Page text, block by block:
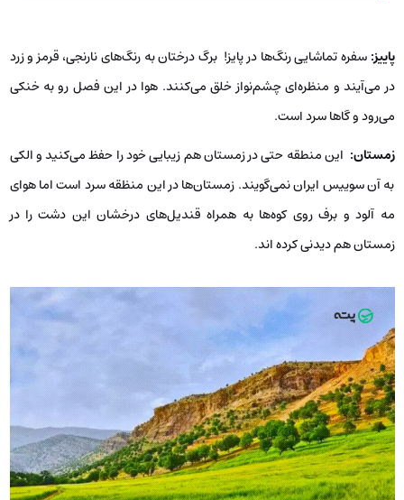
پاییز: سفره تماشایی رنگ‌ها در پایز! برگ درختان به رنگ‌های نارنجی، قرمز و زرد
در می‌آیند و منظره‌ای چشم‌نواز خلق می‌کنند. هوا در این فصل رو به خنکی
می‌رود و گاها سرد است.
زمستان: این منطقه حتی در زمستان هم زیبایی خود را حفظ می‌کنید و الکی
به آن سوییس ایران نمی‌گویند. زمستان‌ها در این منظقه سرد است اما هوای
مه آلود و برف روی کوه‌ها به همراه قندیل‌های درخشان این دشت را در
زمستان هم دیدنی کرده اند.